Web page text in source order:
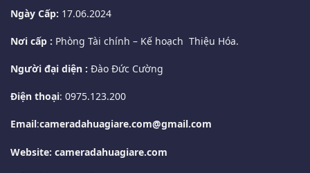
Ngày Cấp: 17.06.2024
Nơi cấp : Phòng Tài chính – Kế hoạch Thiệu Hóa.
Người đại diện : Đào Đức Cường
Điện thoại: 0975.123.200
Email:cameradahuagiare.com@gmail.com
Website: cameradahuagiare.com